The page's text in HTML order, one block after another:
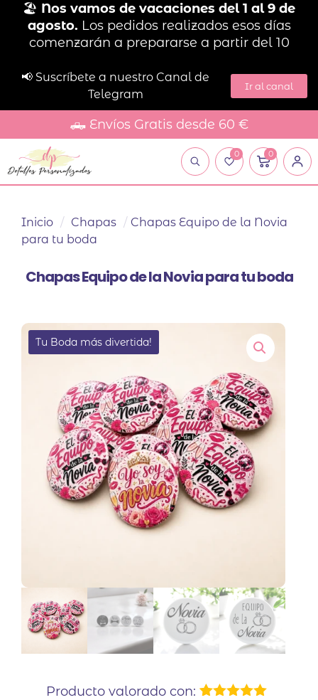
🏖️ Nos vamos de vacaciones del 1 al 9 de
agosto. Los pedidos realizados esos días
comenzarán a prepararse a partir del 10
📢 Suscríbete a nuestro Canal de
Telegram
Ir al canal
🛻 Envíos Gratis desde 60 €
0 0
Inicio / Chapas / Chapas Equipo de la Novia
para tu boda
Chapas Equipo de la Novia para tu boda
Producto valorado con: